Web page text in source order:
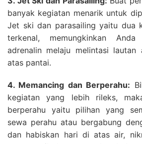
banyak kegiatan menarik untuk
Jet ski dan parasailing yaitu dua
terkenal, memungkinkan
adrenalin melaju melintasi
atas pantai.
4. Memancing dan Berperahu:
kegiatan yang lebih rileks,
berperahu yaitu pilihan yang
sewa perahu atau bergabung
dan habiskan hari di atas air,